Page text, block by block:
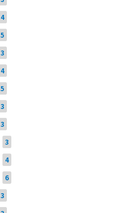
4
5
3
4
5
3
3
3
4
6
3